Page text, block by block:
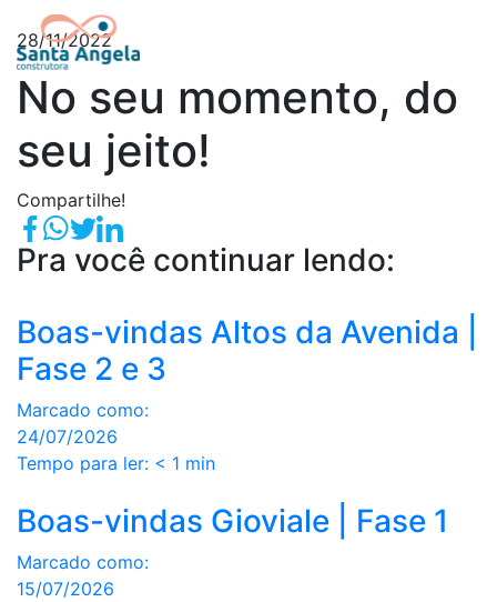
28/11/2022
No seu momento, do
seu jeito!
Compartilhe!
Pra você continuar lendo:
Boas-vindas Altos da Avenida |
Fase 2 e 3
Marcado como:
24/07/2026
Tempo para ler: < 1 min
Boas-vindas Gioviale | Fase 1
Marcado como:
15/07/2026